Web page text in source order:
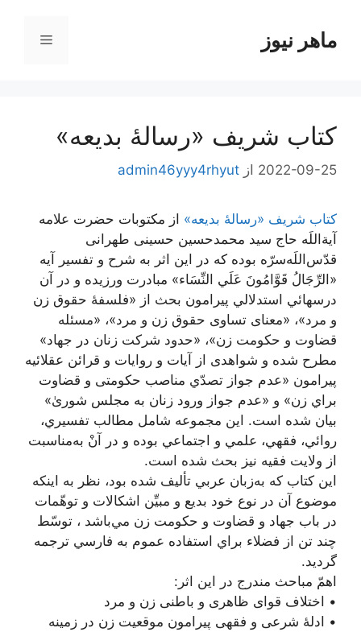
محتواماهر نیوز فهرست
کتاب شریف «رسالۀ بدیعه»
2022-09-25 از admin46yyy4rhyut
کتاب شریف «رسالۀ بدیعه» از مکتوبات حضرت علامه
آیة‌اللَه حاج سید محمدحسین حسینی طهرانی
قدّس‌اللَه‌سرّه بوده که در این اثر به شرح و تفسير آيه
«الرِّجَالُ قَوَّامُونَ عَلَي‌ النِّسَاء» مبادرت ورزیده و در آن‌
درسهائي‌ استدلالي پیرامون بحث از «فلسفۀ حقوق زن
و مرد»، «معنای تساوی حقوق زن و مرد»، «مسئله
قضاوت و حکومت زن»، «حدود شرکت زنان در جهاد»
مطرح شده و شواهدی از آیات و روایات و قرائن عقلائیه
پیرامون «عدم‌ جواز تصدّي‌ مناصب‌ حكومتی‌ و قضاوت‌
براي‌ زن»‌ و «عدم‌ جواز ورود زنان‌ به‌ مجلس‌ شوریٰ»‌
بيان‌ شده‌ است‌. اين‌ مجموعه‌ شامل‌ مطالب‌ تفسيري‌،
روائي‌، فقهي‌، علمي‌ و اجتماعي‌ بوده‌ و در آن‌ْ به‌مناسبت‌
از ولايت‌ فقيه‌ نيز بحث‌ شده‌ است‌.
اين كتاب كه‌ به‌زبان‌ عربي‌ تأليف‌ شده‌ بود، نظر به‌ اينكه‌
موضوع‌ آن در نوع‌ خود بديع‌ و مبيِّن‌ اشكالات‌ و توهّمات‌
در باب‌ جهاد و قضاوت‌ و حكومت‌ زن‌ مي‌باشد ، توسّط‌
چند تن از فضلاء براي‌ استفاده عموم‌ به‌ فارسي‌ ترجمه‌
گرديد.
اهمّ مباحث مندرج در این اثر:
• اختلاف قوای ظاهری و باطنی زن و مرد
• ادلۀ شرعی و فقهی پیرامون موقعیت زن در زمینه